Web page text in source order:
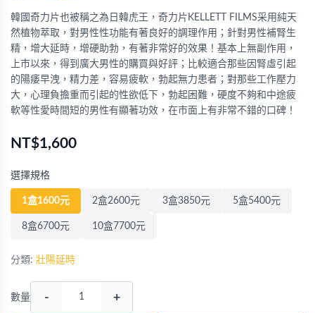
韓國奇力片也被稱之為日韓虎王，奇力片KELLETT FILMS采用純天
然植物萃取，對男性性功能有著良好的調理作用；針對男性補腎生
精，增大延時，增硬助勃，有著非常好的效果！基本上無副作用，
上市以來，得到廣大男性的購買與好評；比較適合那些因腎虛引起
的陽痿早洩，精力差，容易疲軟，勃起無力患者；對那些工作壓力
大，心理負擔重而引起的性欲低下，勃起困難，硬度不夠和中途疲
軟等性愛時間短的男性有顯著功效，在市面上有非常不錯的口碑！
NT$1,600
選擇規格
1盒1600元 2盒2600元 3盒3850元 5盒5400元
8盒6700元 10盒7700元
分類: 壯陽延時
數量 - +